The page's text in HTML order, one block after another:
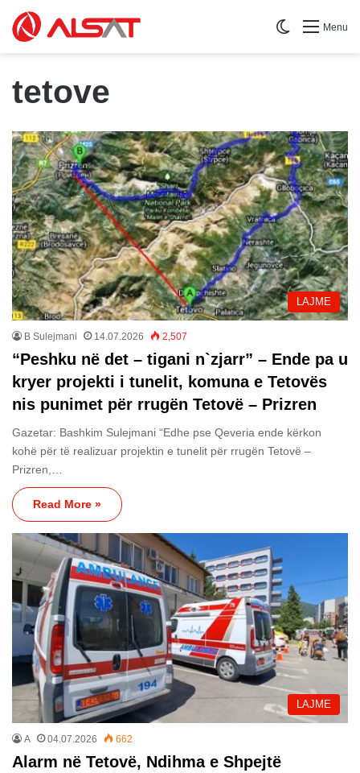
Menu
Switch skin
tetove
LAJME
B Sulejmani 14.07.2026 2,507
“Peshku në det – tigani n`zjarr” – Ende pa u
kryer projekti i tunelit, komuna e Tetovës
nis punimet për rrugën Tetovë – Prizren
Gazetar: Bashkim Sulejmani “Edhe pse Qeveria ende kërkon
kohë për të realizuar projektin e tunelit për rrugën Tetovë –
Prizren,…
Read More »
LAJME
A 04.07.2026 662
Alarm në Tetovë, Ndihma e Shpejtë